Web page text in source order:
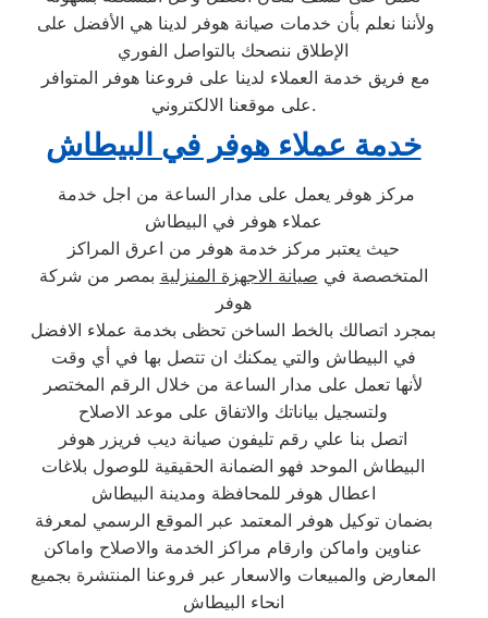
الإطلاق ننصحك بالتواصل الفوري
على موقعنا الالكتروني.
خدمة عملاء هوفر في البيطاش
عملاء هوفر في البيطاش
حيث يعتبر مركز خدمة هوفر من اعرق المراكز
المتخصصة في صيانة الاجهزة المنزلية بمصر من شركة
هوفر
بمجرد اتصالك بالخط الساخن تحظى بخدمة عملاء الافضل
في البيطاش والتي يمكنك ان تتصل بها في أي وقت
لأنها تعمل على مدار الساعة من خلال الرقم المختصر
ولتسجيل بياناتك والاتفاق على موعد الاصلاح
اتصل بنا علي رقم تليفون صيانة ديب فريزر هوفر
البيطاش الموحد فهو الضمانة الحقيقية للوصول بلاغات
اعطال هوفر للمحافظة ومدينة البيطاش
بضمان توكيل هوفر المعتمد عبر الموقع الرسمي لمعرفة
عناوين واماكن وارقام مراكز الخدمة والاصلاح واماكن
المعارض والمبيعات والاسعار عبر فروعنا المنتشرة بجميع
انحاء البيطاش